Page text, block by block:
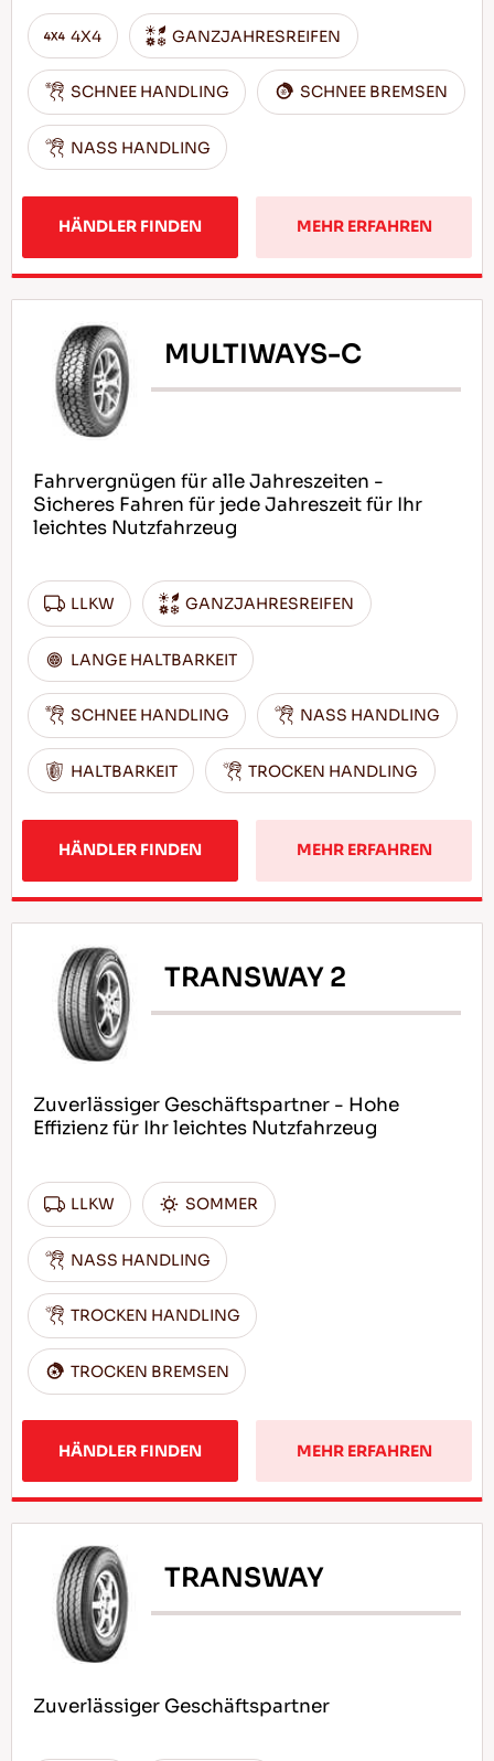
4X4 GANZJAHRESREIFEN
SCHNEE HANDLING SCHNEE BREMSEN
NASS HANDLING
HÄNDLER FINDEN MEHR ERFAHREN
MULTIWAYS-C
Fahrvergnügen für alle Jahreszeiten -
Sicheres Fahren für jede Jahreszeit für Ihr
leichtes Nutzfahrzeug
LLKW GANZJAHRESREIFEN
LANGE HALTBARKEIT
SCHNEE HANDLING NASS HANDLING
HALTBARKEIT TROCKEN HANDLING
HÄNDLER FINDEN MEHR ERFAHREN
TRANSWAY 2
Zuverlässiger Geschäftspartner - Hohe
Effizienz für Ihr leichtes Nutzfahrzeug
LLKW SOMMER
NASS HANDLING
TROCKEN HANDLING
TROCKEN BREMSEN
HÄNDLER FINDEN MEHR ERFAHREN
TRANSWAY
Zuverlässiger Geschäftspartner